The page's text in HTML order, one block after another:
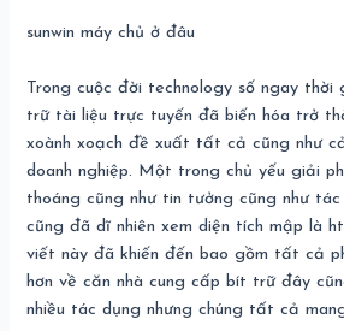
sunwin máy chủ ở đâu
Trong cuộc đời technology số ngay thời
trữ tài liệu trực tuyến đã biến hóa trở
xoành xoạch đề xuất tất cả cũng như
doanh nghiệp. Một trong chủ yếu giải
thoáng cũng như tin tưởng cũng như
cũng đã dĩ nhiên xem diện tích mập là
viết này đã khiến đến bao gồm tất cả
hơn về căn nhà cung cấp bít trữ đây
nhiều tác dụng nhưng chúng tất cả